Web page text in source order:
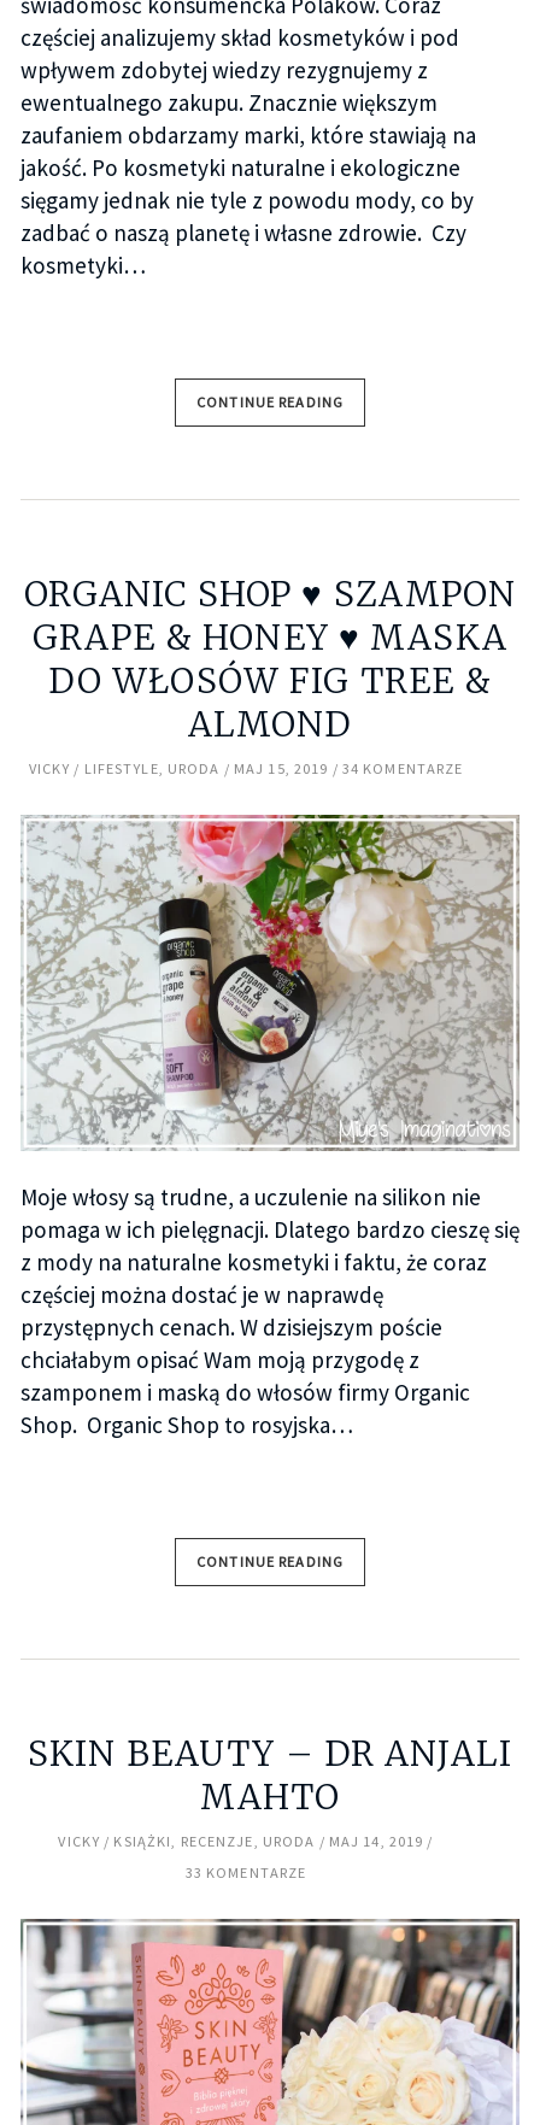
częściej analizujemy skład kosmetyków i pod
wpływem zdobytej wiedzy rezygnujemy z
ewentualnego zakupu. Znacznie większym
zaufaniem obdarzamy marki, które stawiają na
jakość. Po kosmetyki naturalne i ekologiczne
sięgamy jednak nie tyle z powodu mody, co by
zadbać o naszą planetę i własne zdrowie. Czy
kosmetyki…
CONTINUE READING
ORGANIC SHOP ♥ SZAMPON
GRAPE & HONEY ♥ MASKA
DO WŁOSÓW FIG TREE &
ALMOND
VICKY LIFESTYLE, URODA MAJ 15, 2019 34 KOMENTARZE
Moje włosy są trudne, a uczulenie na silikon nie
pomaga w ich pielęgnacji. Dlatego bardzo cieszę się
z mody na naturalne kosmetyki i faktu, że coraz
częściej można dostać je w naprawdę
przystępnych cenach. W dzisiejszym poście
chciałabym opisać Wam moją przygodę z
szamponem i maską do włosów firmy Organic
Shop. Organic Shop to rosyjska…
CONTINUE READING
SKIN BEAUTY – DR ANJALI
MAHTO
VICKY KSIĄŻKI, RECENZJE, URODA
MAJ 14, 2019
33 KOMENTARZE